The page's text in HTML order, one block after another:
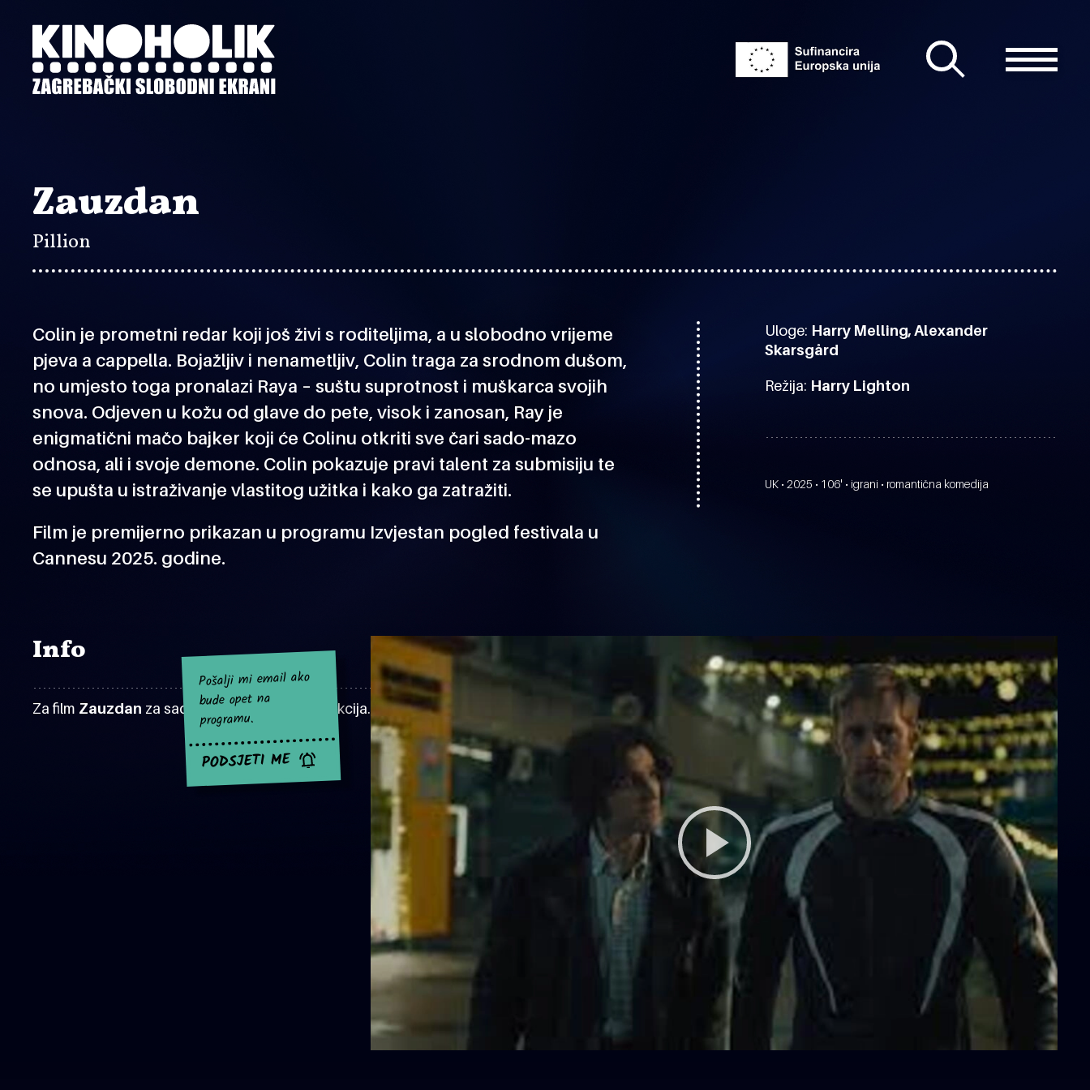
sadržaj
Zauzdan
Pillion
Colin je prometni redar koji još živi s roditeljima, a u slobodno vrijeme
pjeva a cappella. Bojažljiv i nenametljiv, Colin traga za srodnom dušom,
no umjesto toga pronalazi Raya – suštu suprotnost i muškarca svojih
snova. Odjeven u kožu od glave do pete, visok i zanosan, Ray je
enigmatični mačo bajker koji će Colinu otkriti sve čari sado-mazo
odnosa, ali i svoje demone. Colin pokazuje pravi talent za submisiju te
se upušta u istraživanje vlastitog užitka i kako ga zatražiti.
Film je premijerno prikazan u programu Izvjestan pogled festivala u
Cannesu 2025. godine.
Uloge: Harry Melling, Alexander
Skarsgård
Režija: Harry Lighton
UK • 2025 • 106' • igrani • romantična komedija
Info
Za film Zauzdan za sad nema najavljenih projekcija.
Pošalji mi email ako
bude opet na
programu.
PODSJETI ME